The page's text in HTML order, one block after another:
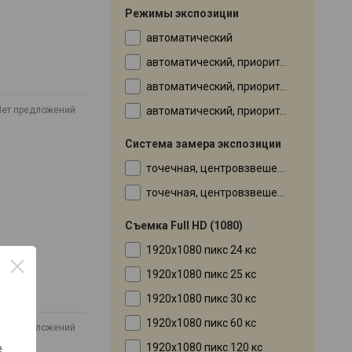
предложений
Нет предложений
Режимы экспозиции
автоматический
автоматический, приоритет диафрагмы, ручной режим
автоматический, приоритет выдержки, приоритет диафрагмы
автоматический, приоритет выдержки, приоритет диафрагмы, ручной режим
Система замера экспозиции
точечная, центровзвешенная
точечная, центровзвешенная, матричная (оценочная)
Съемка Full HD (1080)
1920x1080 пикс 24 кс
1920x1080 пикс 25 кс
1920x1080 пикс 30 кс
1920x1080 пикс 60 кс
1920x1080 пикс 120 кс